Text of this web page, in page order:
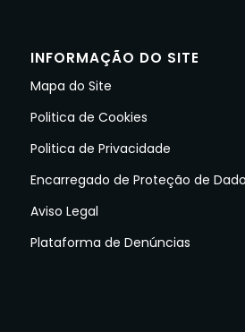
INFORMAÇÃO DO SITE
Mapa do Site
Politica de Cookies
Politica de Privacidade
Encarregado de Proteção de
Aviso Legal
Plataforma de Denúncias